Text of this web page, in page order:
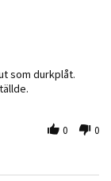
som durkplåt.
0 0